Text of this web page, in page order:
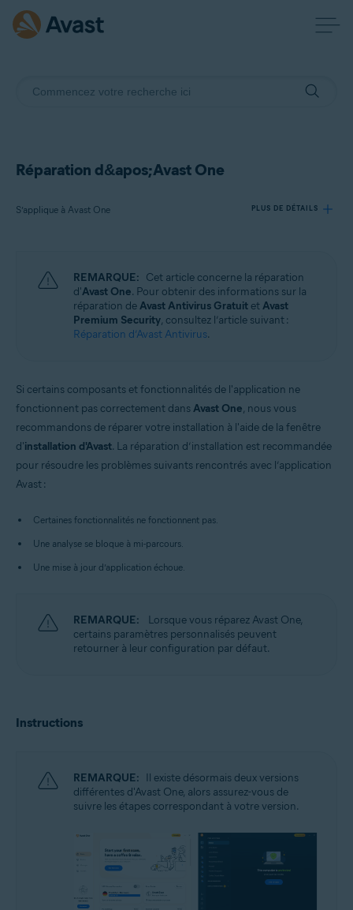
Réparation d&apos;Avast One
S’applique à Avast One PLUS DE DÉTAILS
Avast One
Systèmes d'exploitation:
REMARQUE: Cet article concerne la réparation
d'Avast One. Pour obtenir des informations sur la
réparation deAvast Antivirus Gratuit etAvast
Premium Security, consultez l’article suivant :
Réparation d’Avast Antivirus.
Si certains composants et fonctionnalités de l'application ne
fonctionnent pas correctement dansAvast One, nous vous
recommandons de réparer votre installation à l'aide de la fenêtre
d'installation d'Avast. La réparation d’installation est recommandée
pour résoudre les problèmes suivants rencontrés avec l’application
Avast :
Certaines fonctionnalités ne fonctionnent pas.
Une analyse se bloque à mi-parcours.
Une mise à jour d’application échoue.
REMARQUE:
Lorsque vous réparez Avast One,
certains paramètres personnalisés peuvent
retourner à leur configuration par défaut.
Instructions
REMARQUE: Il existe désormais deux versions
différentes d'Avast One, alors assurez-vous de
suivre les étapes correspondant à votre version.